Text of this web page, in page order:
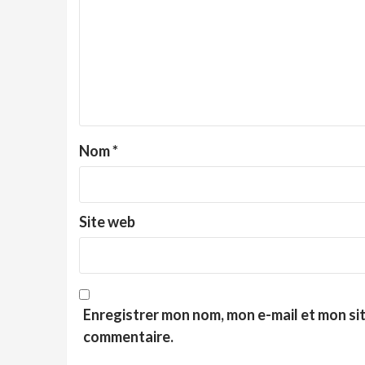
Nom*
Site web
Enregistrer mon nom, mon e-mail et mon
commentaire.